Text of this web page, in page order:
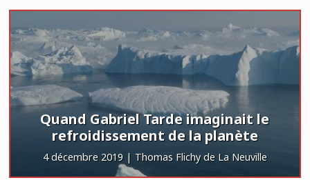
Quand Gabriel Tarde imaginait le
refroidissement de la planète
4 décembre 2019 | Thomas Flichy de La Neuville